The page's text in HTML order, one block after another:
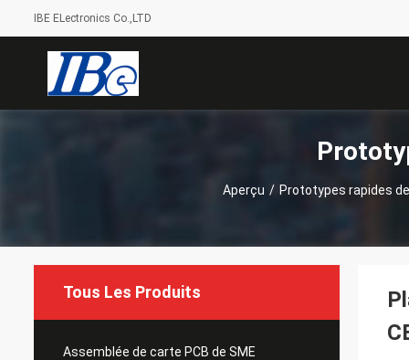
IBE ELectronics Co.,LTD
Aperçu / Prototypes rapides
Tous Les Produits
Assemblée de carte PCB de SME